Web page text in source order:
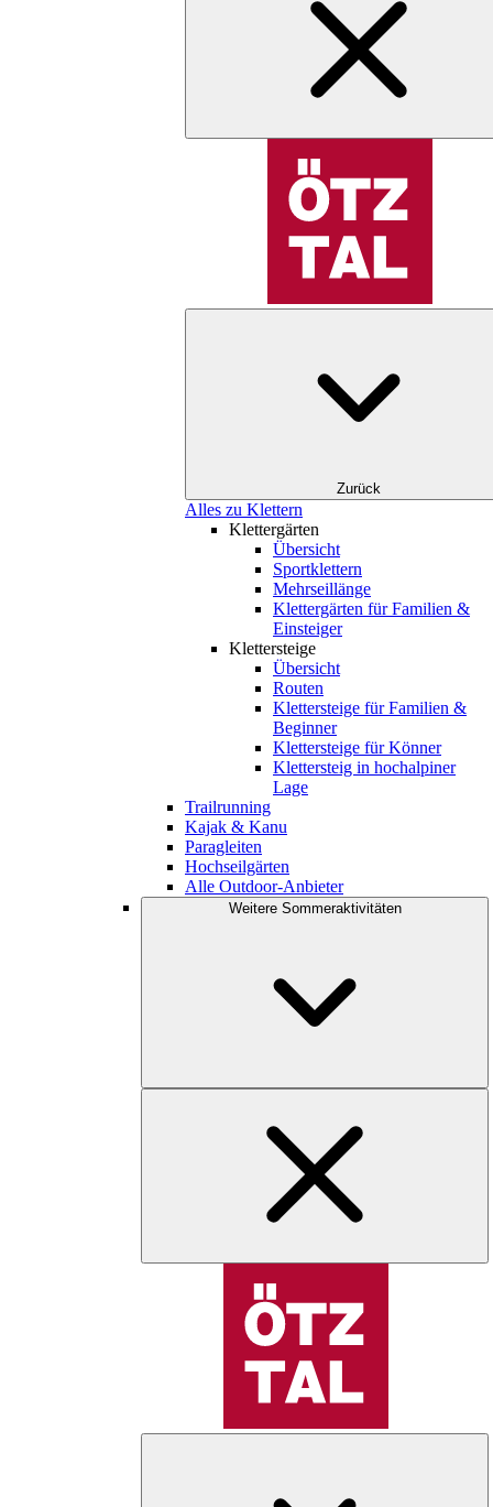
Zurück
Alles zu Klettern
Klettergärten
Übersicht
Sportklettern
Mehrseillänge
Klettergärten für Familien &
Einsteiger
Klettersteige
Übersicht
Routen
Klettersteige für Familien &
Beginner
Klettersteige für Könner
Klettersteig in hochalpiner
Lage
Trailrunning
Kajak & Kanu
Paragleiten
Hochseilgärten
Alle Outdoor-Anbieter
Weitere Sommeraktivitäten